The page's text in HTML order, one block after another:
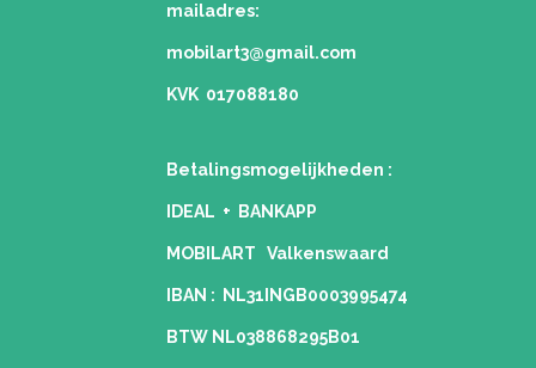
mailadres:
mobilart3@gmail.com
KVK 017088180
Betalingsmogelijkheden :
IDEAL + BANKAPP
MOBILART Valkenswaard
IBAN : NL31INGB0003995474
BTW NL038868295B01